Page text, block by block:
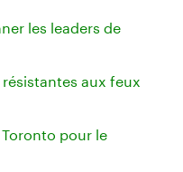
les leaders de
aux feux
Toronto pour le